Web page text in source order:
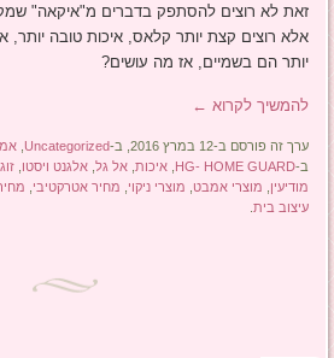
זאת לא רוצים להסתפק בדברים מ"איקאה"
אלא רוצים קצת יותר קלאס, איכות טובה יותר,
יותר הם בשמיים, אז מה עושים?
להמשיך לקרוא ←
ערך זה פורסם ב-12 במרץ 2016, ב- Uncategorized
,
ב-HG- HOME GUARD
,איכות ,אל גל ,אלגנט ויסטו ,
מודיעין
מוצרי אמבט מוצרי ניקוי מחיר אטרקטיבי
עיצוב בית